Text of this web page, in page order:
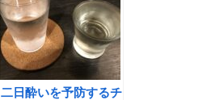
二日酔いを予防するチ